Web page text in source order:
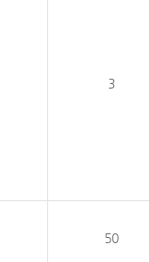
3
50